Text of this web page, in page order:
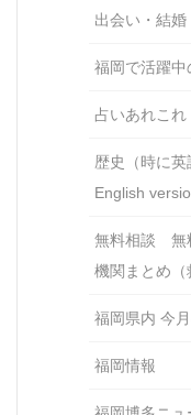
出会い・結婚
福岡で活躍中
占いあれこれ
歴史（時に
English
無料相談 無
機関まとめ（
福岡県内 今
福岡情報